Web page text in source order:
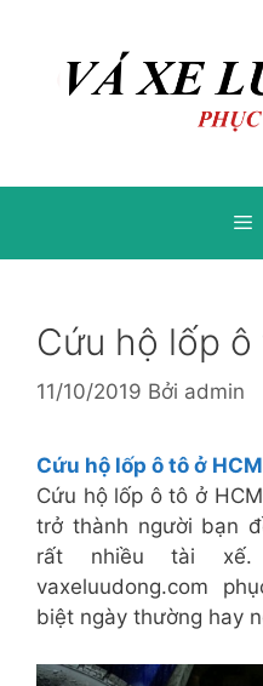
Cứu hộ lốp
11/10/2019 Bởi admin
Cứu hộ lốp ô tô ở HCM
Cứu hộ lốp ô tô ở
trở thành người bạn
rất nhiều tài xế.
vaxeluudong.com
biệt ngày thường hay